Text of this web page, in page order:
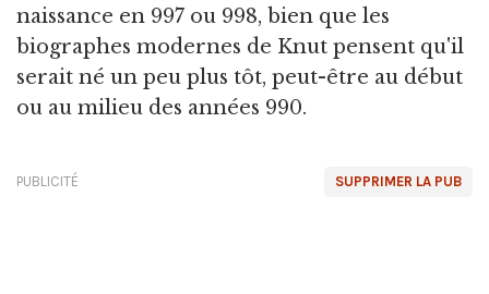
naissance en 997 ou 998, bien que les
biographes modernes de Knut pensent qu'il
serait né un peu plus tôt, peut-être au début
ou au milieu des années 990.
SUPPRIMER LA PUB
PUBLICITÉ